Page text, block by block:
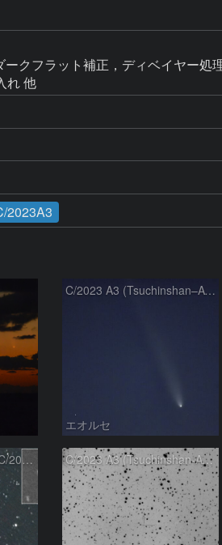
クフラット補正，ディベイヤー処
れ 他
2023A3
C/2023 A3 (Tsuchinshan–ATLAS)
エオルセ
紫金山-アトラス彗星( C/2023A3 )：2025/09/16 C/2023 A3 (Tsuchinshan-ATLAS)